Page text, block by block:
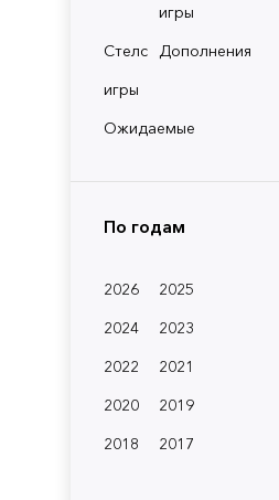
игры
Стелс
игры
Дополнения
Ожидаемые
По годам
2026
2025
2024
2023
2022
2021
2020
2019
2018
2017